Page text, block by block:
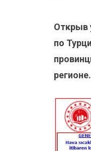
Открыв
по
регионе.